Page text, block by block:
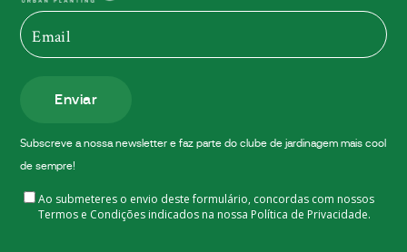
Enviar
Subscreve a nossa newsletter e faz parte do clube de jardinagem mais cool
de sempre!
Ao submeteres o envio deste formulário, concordas com nossos
Termos e Condições indicados na nossa Política de Privacidade.